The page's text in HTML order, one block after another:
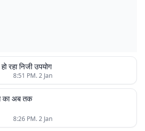
रहा निजी उपयोग
8:51 PM. 2 Jan
का अब तक
8:26 PM. 2 Jan